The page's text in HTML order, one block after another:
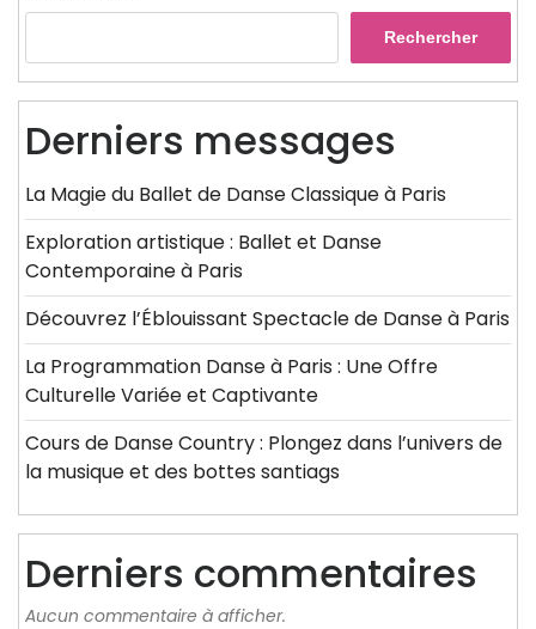
Rechercher
Derniers messages
La Magie du Ballet de Danse Classique à Paris
Exploration artistique : Ballet et Danse
Contemporaine à Paris
Découvrez l’Éblouissant Spectacle de Danse à Paris
La Programmation Danse à Paris : Une Offre
Culturelle Variée et Captivante
Cours de Danse Country : Plongez dans l’univers de
la musique et des bottes santiags
Derniers commentaires
Aucun commentaire à afficher.